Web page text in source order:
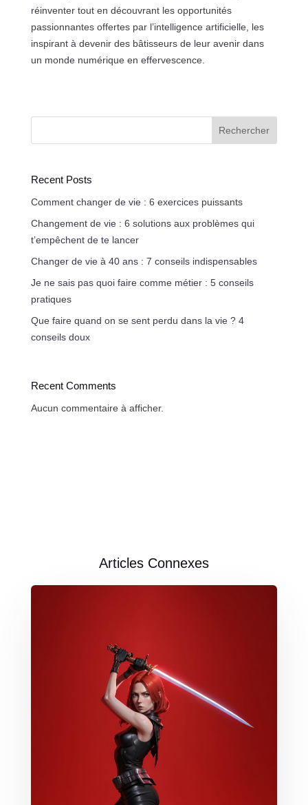
réinventer tout en découvrant les opportunités
passionnantes offertes par l’intelligence artificielle, les
inspirant à devenir des bâtisseurs de leur avenir dans
un monde numérique en effervescence.
Rechercher
Recent Posts
Comment changer de vie : 6 exercices puissants
Changement de vie : 6 solutions aux problèmes qui
t’empêchent de te lancer
Changer de vie à 40 ans : 7 conseils indispensables
Je ne sais pas quoi faire comme métier : 5 conseils
pratiques
Que faire quand on se sent perdu dans la vie ? 4
conseils doux
Recent Comments
Aucun commentaire à afficher.
Articles Connexes